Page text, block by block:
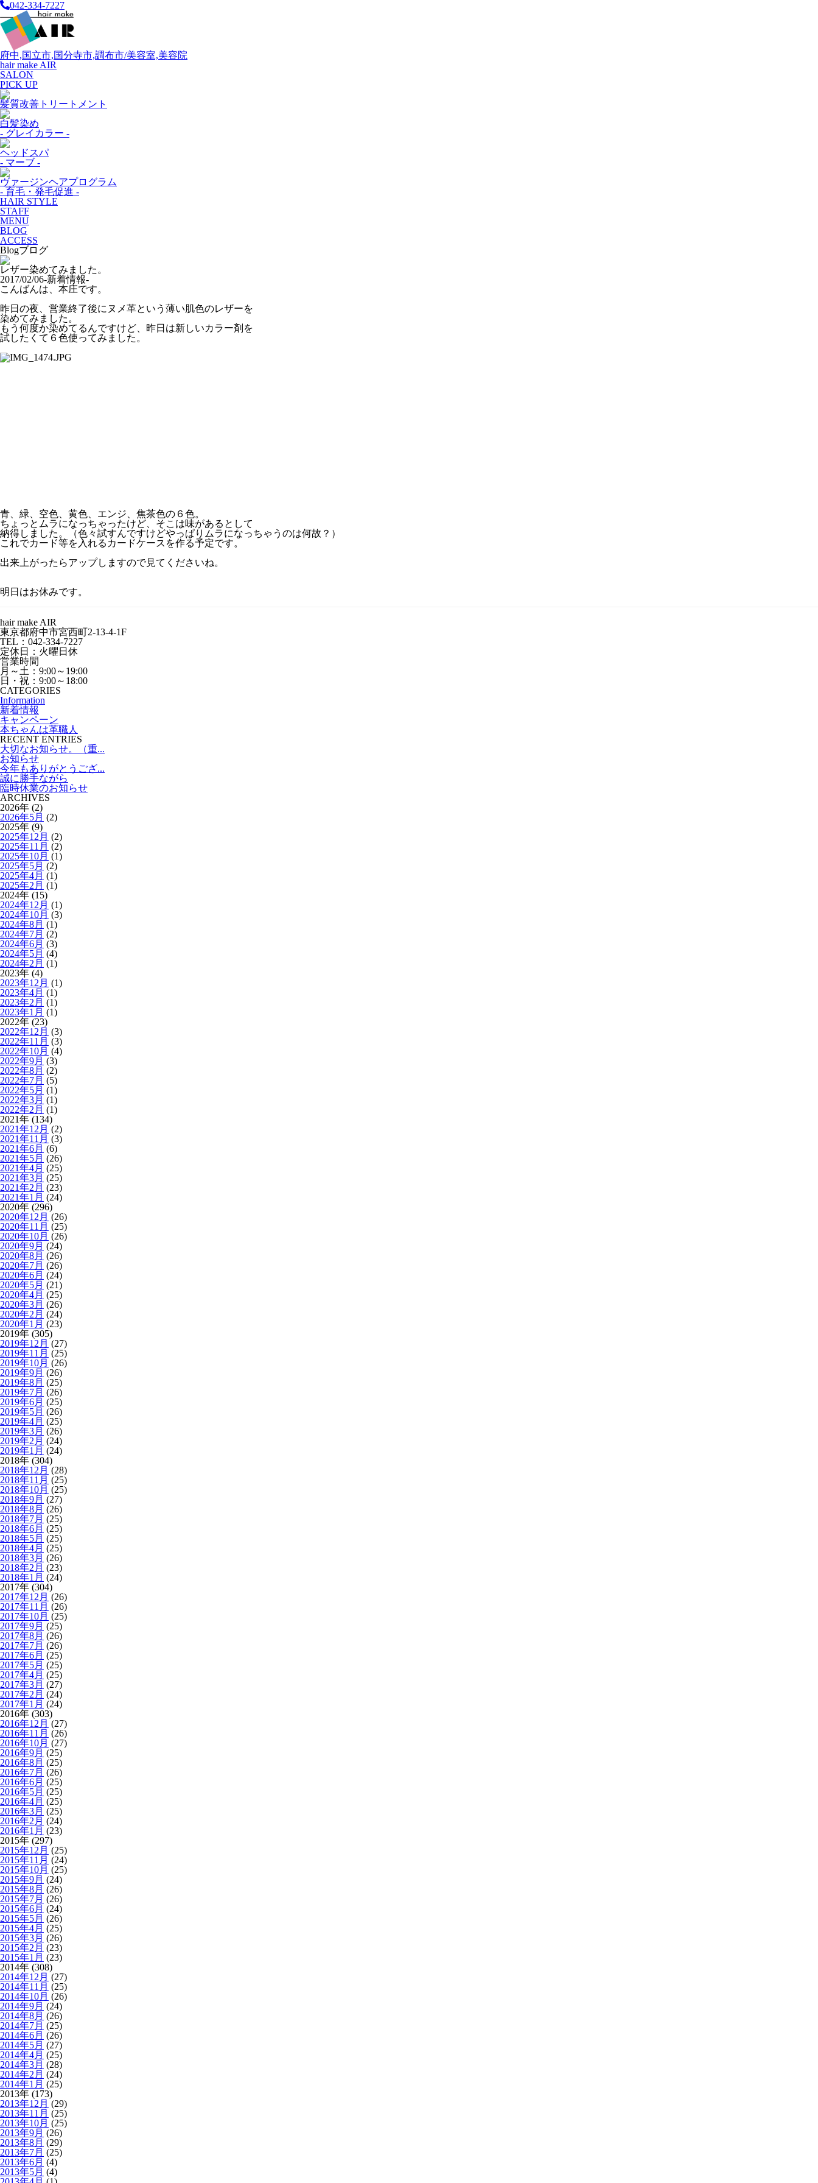
042-334-7227
府中,国立市,国分寺市,調布市/美容室,美容院
hair make AIR
SALON
PICK UP
髪質改善トリートメント
白髪染め
- グレイカラー -
ヘッドスパ
- マーブ -
ヴァージンヘアプログラム
- 育毛・発毛促進 -
HAIR STYLE
STAFF
MENU
BLOG
ACCESS
Blogブログ
レザー染めてみました。
2017/02/06-新着情報-
こんばんは、本庄です。
昨日の夜、営業終了後にヌメ革という薄い肌色のレザーを
染めてみました。
もう何度か染めてるんですけど、昨日は新しいカラー剤を
試したくて６色使ってみました。
青、緑、空色、黄色、エンジ、焦茶色の６色。
ちょっとムラになっちゃったけど、そこは味があるとして
納得しました。（色々試すんですけどやっぱりムラになっちゃうのは何故？）
これでカード等を入れるカードケースを作る予定です。
出来上がったらアップしますので見てくださいね。
明日はお休みです。
hair make AIR
東京都府中市宮西町2-13-4-1F
TEL：042-334-7227
定休日：火曜日休
営業時間
月～土：9:00～19:00
日・祝：9:00～18:00
CATEGORIES
Information
新着情報
キャンペーン
本ちゃんは革職人
RECENT ENTRIES
大切なお知らせ。（重...
お知らせ
今年もありがとうござ...
誠に勝手ながら
臨時休業のお知らせ
ARCHIVES
2026年 (2)
2026年5月 (2)
2025年 (9)
2025年12月 (2)
2025年11月 (2)
2025年10月 (1)
2025年5月 (2)
2025年4月 (1)
2025年2月 (1)
2024年 (15)
2024年12月 (1)
2024年10月 (3)
2024年8月 (1)
2024年7月 (2)
2024年6月 (3)
2024年5月 (4)
2024年2月 (1)
2023年 (4)
2023年12月 (1)
2023年4月 (1)
2023年2月 (1)
2023年1月 (1)
2022年 (23)
2022年12月 (3)
2022年11月 (3)
2022年10月 (4)
2022年9月 (3)
2022年8月 (2)
2022年7月 (5)
2022年5月 (1)
2022年3月 (1)
2022年2月 (1)
2021年 (134)
2021年12月 (2)
2021年11月 (3)
2021年6月 (6)
2021年5月 (26)
2021年4月 (25)
2021年3月 (25)
2021年2月 (23)
2021年1月 (24)
2020年 (296)
2020年12月 (26)
2020年11月 (25)
2020年10月 (26)
2020年9月 (24)
2020年8月 (26)
2020年7月 (26)
2020年6月 (24)
2020年5月 (21)
2020年4月 (25)
2020年3月 (26)
2020年2月 (24)
2020年1月 (23)
2019年 (305)
2019年12月 (27)
2019年11月 (25)
2019年10月 (26)
2019年9月 (26)
2019年8月 (25)
2019年7月 (26)
2019年6月 (25)
2019年5月 (26)
2019年4月 (25)
2019年3月 (26)
2019年2月 (24)
2019年1月 (24)
2018年 (304)
2018年12月 (28)
2018年11月 (25)
2018年10月 (25)
2018年9月 (27)
2018年8月 (26)
2018年7月 (25)
2018年6月 (25)
2018年5月 (25)
2018年4月 (25)
2018年3月 (26)
2018年2月 (23)
2018年1月 (24)
2017年 (304)
2017年12月 (26)
2017年11月 (26)
2017年10月 (25)
2017年9月 (25)
2017年8月 (26)
2017年7月 (26)
2017年6月 (25)
2017年5月 (25)
2017年4月 (25)
2017年3月 (27)
2017年2月 (24)
2017年1月 (24)
2016年 (303)
2016年12月 (27)
2016年11月 (26)
2016年10月 (27)
2016年9月 (25)
2016年8月 (25)
2016年7月 (26)
2016年6月 (25)
2016年5月 (25)
2016年4月 (25)
2016年3月 (25)
2016年2月 (24)
2016年1月 (23)
2015年 (297)
2015年12月 (25)
2015年11月 (24)
2015年10月 (25)
2015年9月 (24)
2015年8月 (26)
2015年7月 (26)
2015年6月 (24)
2015年5月 (26)
2015年4月 (25)
2015年3月 (26)
2015年2月 (23)
2015年1月 (23)
2014年 (308)
2014年12月 (27)
2014年11月 (25)
2014年10月 (26)
2014年9月 (24)
2014年8月 (26)
2014年7月 (25)
2014年6月 (26)
2014年5月 (27)
2014年4月 (25)
2014年3月 (28)
2014年2月 (24)
2014年1月 (25)
2013年 (173)
2013年12月 (29)
2013年11月 (25)
2013年10月 (25)
2013年9月 (26)
2013年8月 (29)
2013年7月 (25)
2013年6月 (4)
2013年5月 (4)